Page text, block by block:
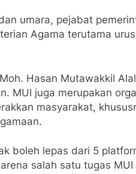
umara, pejabat
Agama terutama
Hasan Mutawakkil
MUI juga merupakan
masyarakat,
boleh lepas dari 5
salah satu tugas MUI